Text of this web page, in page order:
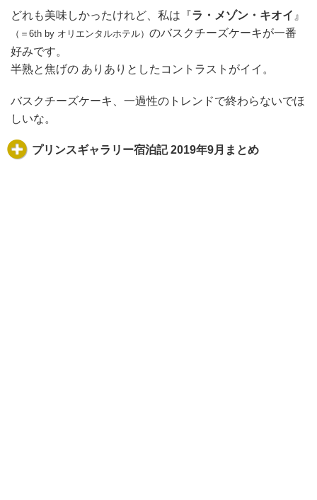
どれも美味しかったけれど、私は『ラ・メゾン・キオイ 』
（＝6th by オリエンタルホテル） のバスクチーズケーキが一番
好みです。
半熟と焦げの ありありとしたコントラストがイイ。
バスクチーズケーキ、一過性のトレンドで終わらないでほ
しいな。
プリンスギャラリー宿泊記 2019年9月まとめ